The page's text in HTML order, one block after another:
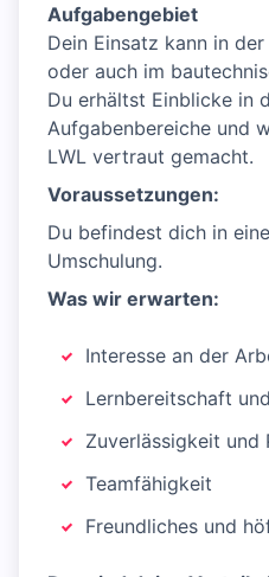
Aufgabengebiet
Dein Einsatz kann in
oder auch im
Du erhältst Einblicke in
Aufgabenbereiche und
LWL vertraut gemacht.
Voraussetzungen:
Du befindest dich in
Umschulung.
Was wir erwarten:
Interesse an der
Lernbereitschaft
Zuverlässigkeit und
Teamfähigkeit
Freundliches und